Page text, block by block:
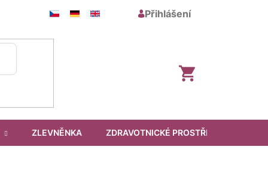
Přihlášení
Nákupní
ZLEVNĚNKA ZDRAVOTNICKÉ PROSTŘEDKY